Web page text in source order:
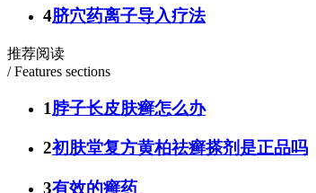
4脐穴药离子导入疗法
推荐阅读
/ Features sections
1脖子长皮肤癣怎么办
2初肤堂复方黄柏祛癣搽剂是正品吗
3有效的癣药